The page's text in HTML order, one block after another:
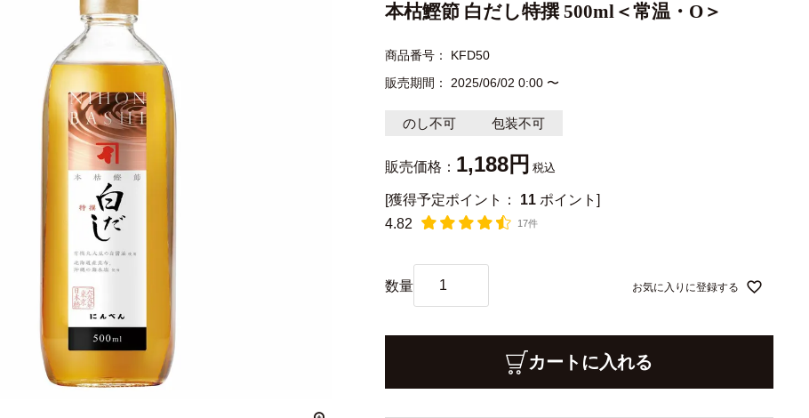
本枯鰹節 白だし特撰 500ml＜常温・O＞
商品番号
KFD50
販売期間
2025/06/02 0:00 〜
のし不可 包装不可
販売価格： 1,188 税込
[獲得予定ポイント： 11 ポイント]
4.82
17件
お気に入りに登録する
カートに入れる